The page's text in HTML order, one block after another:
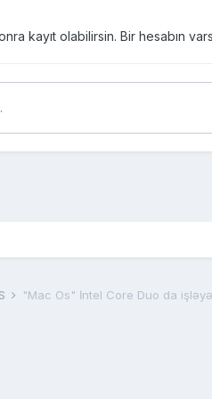
kayıt olabilirsin. Bir hesabın
"Mac Os" İntel Core Duo da